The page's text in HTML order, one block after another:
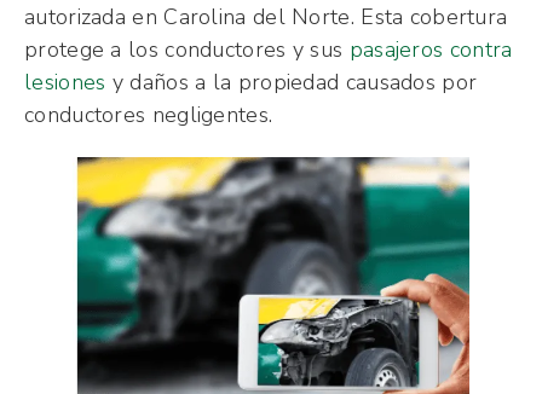
autorizada en Carolina del Norte. Esta cobertura
protege a los conductores y sus pasajeros contra
lesiones y daños a la propiedad causados por
conductores negligentes.